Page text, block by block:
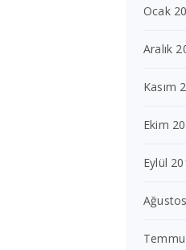
Ocak
Aralık
Kasım
Ekim
Eylül